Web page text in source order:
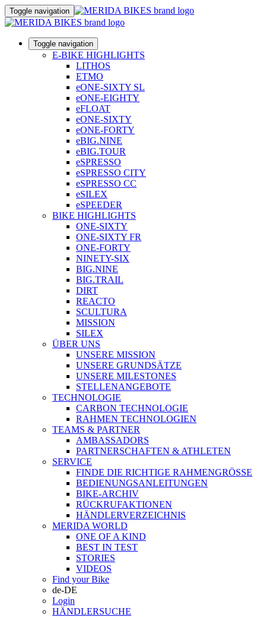
Toggle navigation
Toggle navigation
E-BIKE HIGHLIGHTS
LITHOS
ETMO
eONE-SIXTY SL
eONE-EIGHTY
eFLOAT
eONE-SIXTY
eONE-FORTY
eBIG.NINE
eBIG.TOUR
eSPRESSO
eSPRESSO CITY
eSPRESSO CC
eSILEX
eSPEEDER
BIKE HIGHLIGHTS
ONE-SIXTY
ONE-SIXTY FR
ONE-FORTY
NINETY-SIX
BIG.NINE
BIG.TRAIL
DIRT
REACTO
SCULTURA
MISSION
SILEX
ÜBER UNS
UNSERE MISSION
UNSERE GRUNDSÄTZE
UNSERE MILESTONES
STELLENANGEBOTE
TECHNOLOGIE
CARBON TECHNOLOGIE
RAHMEN TECHNOLOGIEN
TEAMS & PARTNER
AMBASSADORS
PARTNERSCHAFTEN & ATHLETEN
SERVICE
FINDE DIE RICHTIGE RAHMENGRÖSSE
BEDIENUNGSANLEITUNGEN
BIKE-ARCHIV
RÜCKRUFAKTIONEN
HÄNDLERVERZEICHNIS
MERIDA WORLD
ONE OF A KIND
BEST IN TEST
STORIES
VIDEOS
Find your Bike
de-DE
Login
HÄNDLERSUCHE